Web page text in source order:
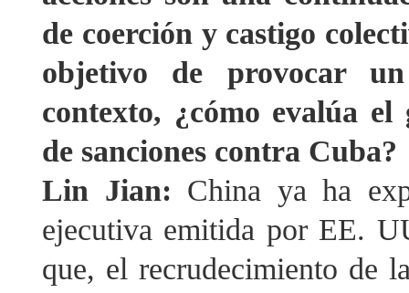
de coerción y castigo
objetivo de provocar
contexto, ¿cómo evalúa
de sanciones contra Cuba?
Lin Jian: China ya ha
ejecutiva emitida por EE.
que, el recrudecimiento de